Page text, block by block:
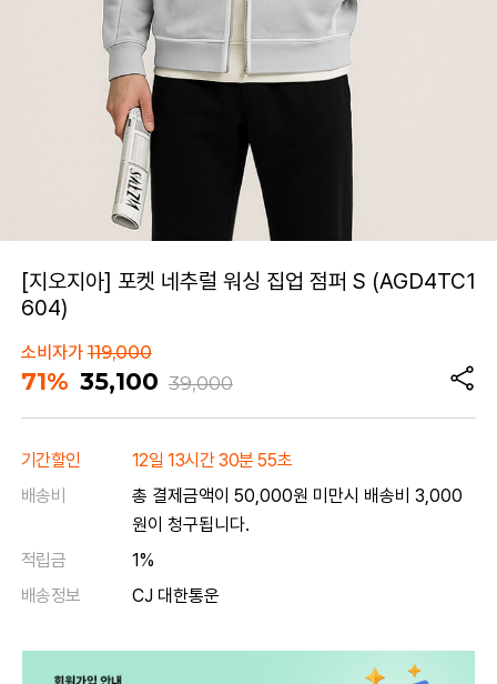
[지오지아] 포켓 네추럴 워싱 집업 점퍼 S (AGD4TC1
604)
소비자가119,000
71% 35,100 39,000
기간할인
12일 13시간 30분 55초
배송비
총 결제금액이 50,000원 미만시 배송비 3,000
원이 청구됩니다.
적립금
1%
배송정보
CJ 대한통운